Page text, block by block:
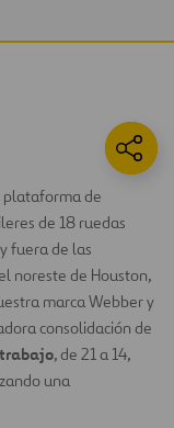
plataforma de
de 18 ruedas
fuera de las
noreste de Houston,
marca Webber y
consolidación de
, de 21 a 14,
una